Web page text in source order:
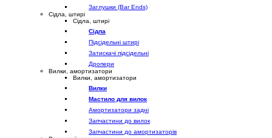
Заглушки (Bar Ends)
Сідла, штирі
Сідла, штирі
Сідла
Підсідельні штирі
Затискачі підсідельні
Дропери
Вилки, амортизатори
Вилки, амортизатори
Вилки
Мастило для вилок
Амортизатори задні
Запчастини до вилок
Запчастини до амортизаторів